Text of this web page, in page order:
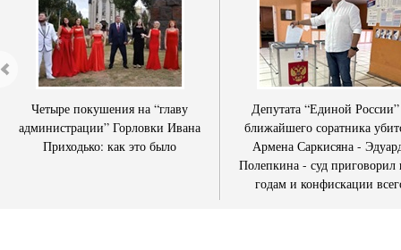
Четыре покушения на “главу
администрации” Горловки Ивана
Приходько: как это было
Депутата “Единой
ближайшего соратника
Армена Саркисяна -
Полепкина - суд приговорил
годам и конфискации